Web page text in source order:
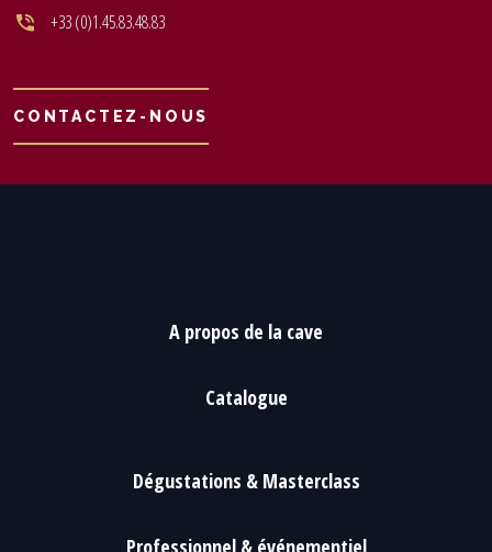
+33 (0)1.45.83.48.83
CONTACTEZ-NOUS
A propos de la cave
Catalogue
Dégustations & Masterclass
Professionnel & événementiel